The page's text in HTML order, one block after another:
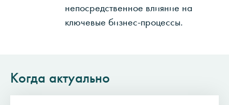
непосредственное влияние на
ключевые бизнес-процессы.
Когда актуально